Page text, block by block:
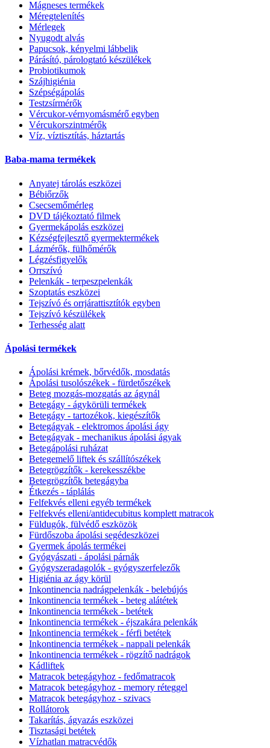
Mágneses termékek
Méregtelenítés
Mérlegek
Nyugodt alvás
Papucsok, kényelmi lábbelik
Párásító, párologtató készülékek
Probiotikumok
Szájhigiénia
Szépségápolás
Testzsírmérők
Vércukor-vérnyomásmérő egyben
Vércukorszintmérők
Víz, víztisztítás, háztartás
Baba-mama termékek
Anyatej tárolás eszközei
Bébiőrzők
Csecsemőmérleg
DVD tájékoztató filmek
Gyermekápolás eszközei
Kézségfejlesztő gyermektermékek
Lázmérők, fülhőmérők
Légzésfigyelők
Orrszívó
Pelenkák - terpeszpelenkák
Szoptatás eszközei
Tejszívó és orrjárattisztítók egyben
Tejszívó készülékek
Terhesség alatt
Ápolási termékek
Ápolási krémek, bőrvédők, mosdatás
Ápolási tusolószékek - fürdetőszékek
Beteg mozgás-mozgatás az ágynál
Betegágy - ágykörüli termékek
Betegágy - tartozékok, kiegészítők
Betegágyak - elektromos ápolási ágy
Betegágyak - mechanikus ápolási ágyak
Betegápolási ruházat
Betegemelő liftek és szállítószékek
Betegrögzítők - kerekesszékbe
Betegrögzítők betegágyba
Étkezés - táplálás
Felfekvés elleni egyéb termékek
Felfekvés elleni/antidecubitus komplett matracok
Füldugók, fülvédő eszközök
Fürdőszoba ápolási segédeszközei
Gyermek ápolás termékei
Gyógyászati - ápolási párnák
Gyógyszeradagolók - gyógyszerfelezők
Higiénia az ágy körül
Inkontinencia nadrágpelenkák - belebújós
Inkontinencia termékek - beteg alátétek
Inkontinencia termékek - betétek
Inkontinencia termékek - éjszakára pelenkák
Inkontinencia termékek - férfi betétek
Inkontinencia termékek - nappali pelenkák
Inkontinencia termékek - rögzítő nadrágok
Kádliftek
Matracok betegágyhoz - fedőmatracok
Matracok betegágyhoz - memory réteggel
Matracok betegágyhoz - szivacs
Rollátorok
Takarítás, ágyazás eszközei
Tisztasági betétek
Vízhatlan matracvédők